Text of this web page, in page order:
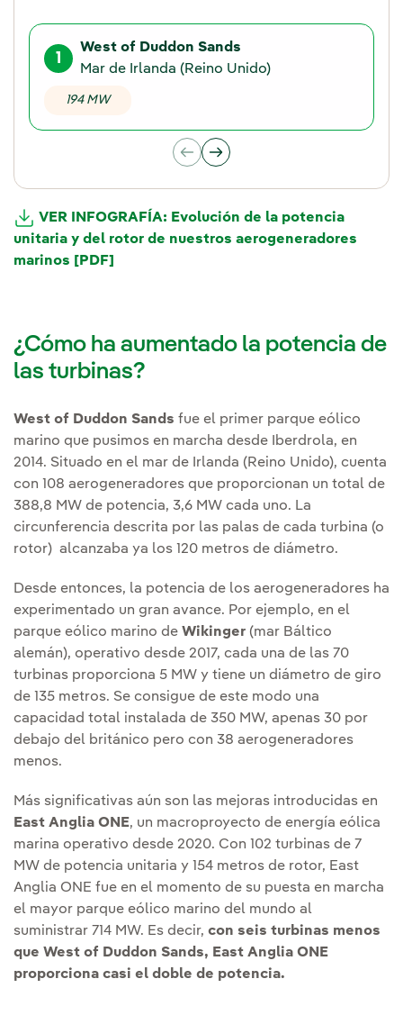
1
West of Duddon Sands
Mar de Irlanda (Reino Unido)
194 MW
VER INFOGRAFÍA: Evolución de la potencia
unitaria y del rotor de nuestros aerogeneradores
marinos [PDF]
¿Cómo ha aumentado la potencia de
las turbinas?
West of Duddon Sands fue el primer parque eólico
marino que pusimos en marcha desde Iberdrola, en
2014. Situado en el mar de Irlanda (Reino Unido), cuenta
con 108 aerogeneradores que proporcionan un total de
388,8 MW de potencia, 3,6 MW cada uno. La
circunferencia descrita por las palas de cada turbina (o
rotor) alcanzaba ya los 120 metros de diámetro.
Desde entonces, la potencia de los aerogeneradores ha
experimentado un gran avance. Por ejemplo, en el
parque eólico marino de Wikinger (mar Báltico
alemán), operativo desde 2017, cada una de las 70
turbinas proporciona 5 MW y tiene un diámetro de giro
de 135 metros. Se consigue de este modo una
capacidad total instalada de 350 MW, apenas 30 por
debajo del británico pero con 38 aerogeneradores
menos.
Más significativas aún son las mejoras introducidas en
East Anglia ONE, un macroproyecto de energía eólica
marina operativo desde 2020. Con 102 turbinas de 7
MW de potencia unitaria y 154 metros de rotor, East
Anglia ONE fue en el momento de su puesta en marcha
el mayor parque eólico marino del mundo al
suministrar 714 MW. Es decir, con seis turbinas menos
que West of Duddon Sands, East Anglia ONE
proporciona casi el doble de potencia.